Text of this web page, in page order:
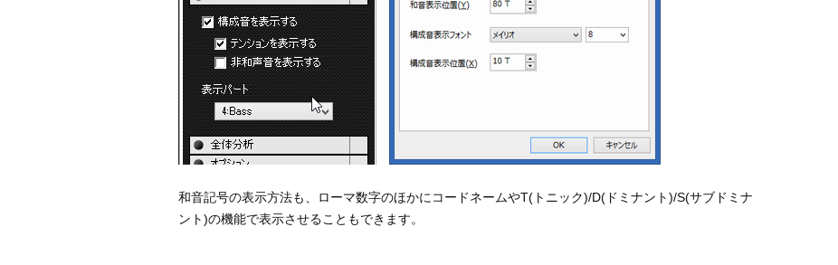
和音記号の表示方法も、ローマ数字のほかにコードネームやT(トニック)/D(ドミナント)/S(サブドミナ
ント)の機能で表示させることもできます。